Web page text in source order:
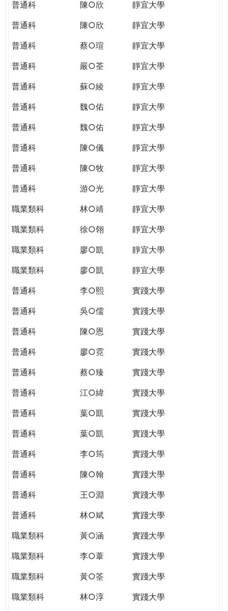
普通科
陳○欣
靜宜大學
普通科
陳○欣
靜宜大學
普通科
蔡○瑄
靜宜大學
普通科
嚴○荃
靜宜大學
普通科
蘇○綾
靜宜大學
普通科
魏○佑
靜宜大學
普通科
魏○佑
靜宜大學
普通科
陳○儀
靜宜大學
普通科
陳○牧
靜宜大學
普通科
游○光
靜宜大學
職業類科
林○靖
靜宜大學
職業類科
徐○翎
靜宜大學
職業類科
廖○凱
靜宜大學
職業類科
廖○凱
靜宜大學
普通科
李○熙
實踐大學
普通科
吳○儒
實踐大學
普通科
陳○恩
實踐大學
普通科
廖○霓
實踐大學
普通科
蔡○臻
實踐大學
普通科
江○緯
實踐大學
普通科
葉○凱
實踐大學
普通科
葉○凱
實踐大學
普通科
李○筠
實踐大學
普通科
陳○翰
實踐大學
普通科
王○淵
實踐大學
普通科
林○斌
實踐大學
職業類科
黃○涵
實踐大學
職業類科
李○葦
實踐大學
職業類科
黃○筌
實踐大學
職業類科
林○淳
實踐大學